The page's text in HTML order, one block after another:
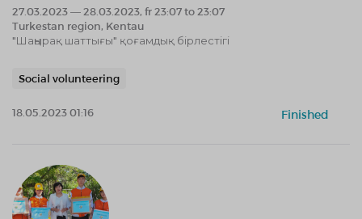
27.03.2023 — 28.03.2023, fr 23:07 to 23:07
Turkestan region, Kentau
"Шаңырақ шаттығы" қоғамдық бірлестігі
Social volunteering
18.05.2023 01:16 Finished